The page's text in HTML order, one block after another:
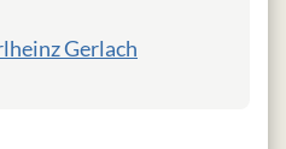
Gerlach